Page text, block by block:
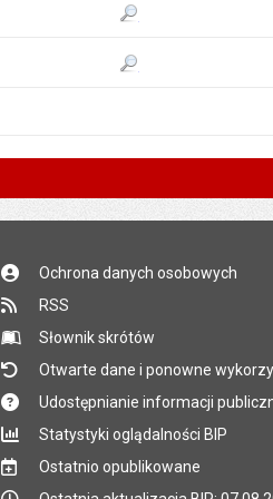
Pokaż podgląd
Pokaż podgląd
Ochrona danych osobowych
RSS
Słownik skrótów
Otwarte dane i ponowne
Udostępnianie informacji
Statystyki oglądalności BIP
Ostatnio opublikowane